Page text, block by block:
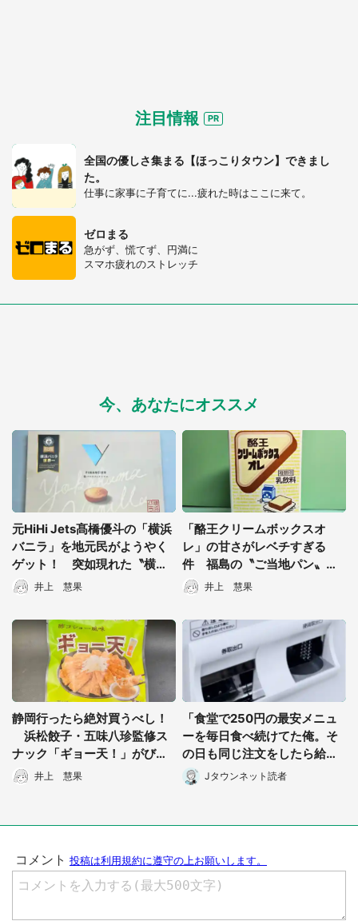
都道府選択
注目情報
全国の優しさ集まる【ほっこりタウン】できまし
た。
仕事に家事に子育てに...疲れた時はここに来て。
ゼロまる
急がず、慌てず、円満に
スマホ疲れのストレッチ
今、あなたにオススメ
元HiHi Jets髙橋優斗の「横浜
バニラ」を地元民がようやく
ゲット！ 突如現れた〝横浜
新土産〟はどんな味？
井上 慧果
「酪王クリームボックスオ
レ」の甘さがレベチすぎる
件 福島の〝ご当地パン〟再
現、マジでパンの味もする
井上 慧果
静岡行ったら絶対買うべし！
浜松餃子・五味八珍監修ス
ナック「ギョー天！」がびっ
くり仰天のウマさ
井上 慧果
「食堂で250円の最安メニュ
ーを毎日食べ続けてた俺。そ
の日も同じ注文をしたら給仕
のおばさんが...」（栃木県・5
0代男性）
Jタウンネット読者